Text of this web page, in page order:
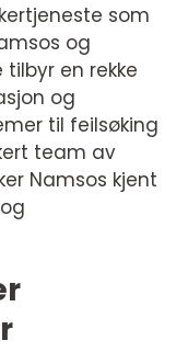
som
og
en rekke
og
til feilsøking
team av
Namsos kjent